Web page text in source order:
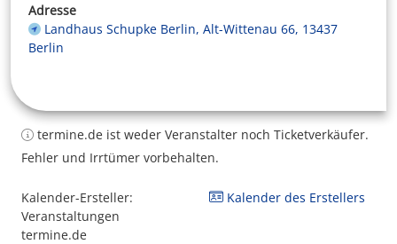
Adresse
Landhaus Schupke Berlin, Alt-Wittenau 66, 13437
Berlin
termine.de ist weder Veranstalter noch Ticketverkäufer.
Fehler und Irrtümer vorbehalten.
Kalender-Ersteller:
Veranstaltungen
termine.de
Kalender des Erstellers